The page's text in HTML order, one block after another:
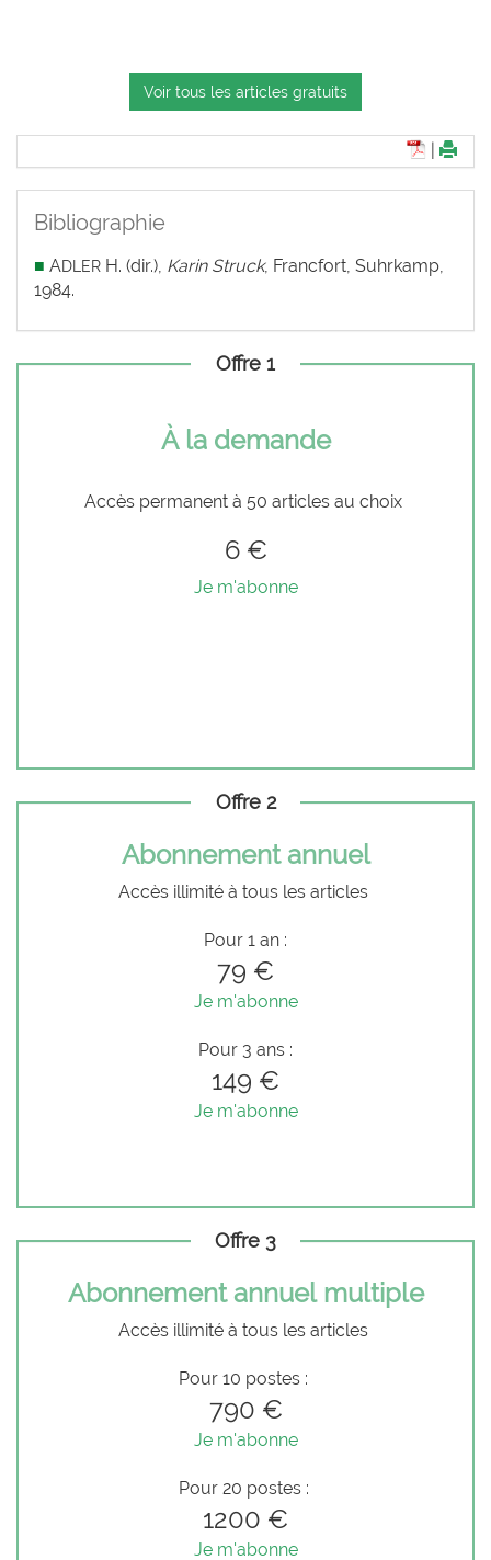
Voir tous les articles gratuits
Bibliographie
■ ADLER H. (dir.), Karin Struck, Francfort, Suhrkamp,
1984.
Offre 1
À la demande
Accès permanent à 50 articles au choix
6 €
Je m'abonne
Offre 2
Abonnement annuel
Accès illimité à tous les articles
Pour 1 an :
79 €
Je m'abonne
Pour 3 ans :
149 €
Je m'abonne
Offre 3
Abonnement annuel multiple
Accès illimité à tous les articles
Pour 10 postes :
790 €
Je m'abonne
Pour 20 postes :
1200 €
Je m'abonne